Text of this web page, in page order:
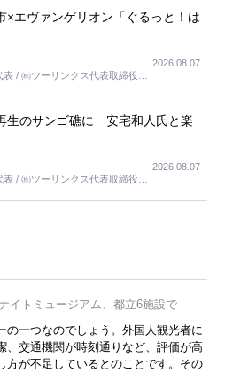
エヴァンゲリオン「ぐるっと！は
/ ㈱ツーリンクス代表取締役社
2026.08.07
生のサンゴ礁に 安宅和人氏と楽
/ ㈱ツーリンクス代表取締役社
2026.08.07
イトミュージアム、都立6施設で
の一つなのでしょう。外国人観光者に
、交通機関が時刻通りなど、評価が高
方が不足しているとのことです。その